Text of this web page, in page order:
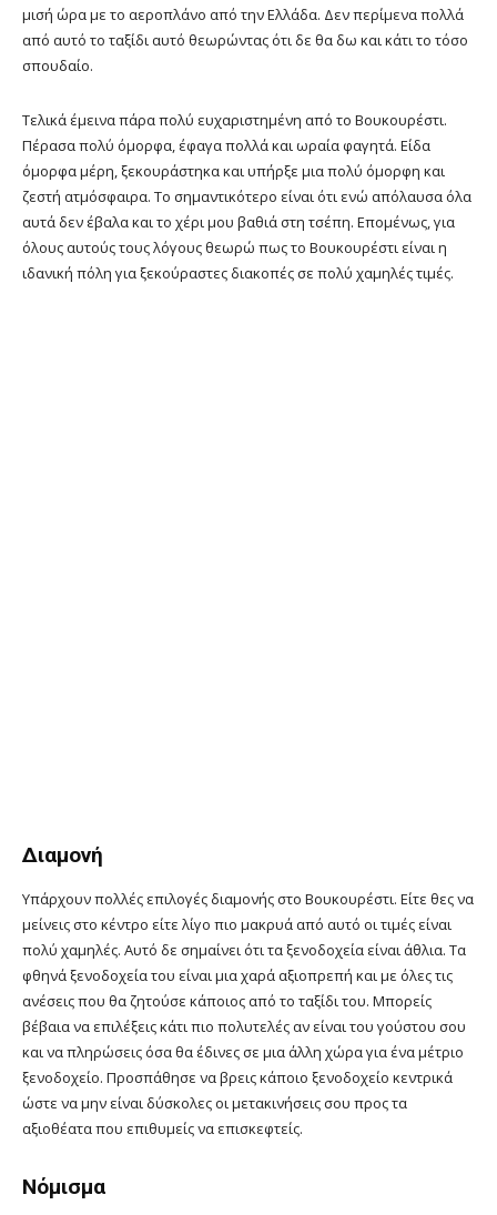
μισή ώρα με το αεροπλάνο από την Ελλάδα. Δεν περίμενα πολλά
από αυτό το ταξίδι αυτό θεωρώντας ότι δε θα δω και κάτι το τόσο
σπουδαίο.
Τελικά έμεινα πάρα πολύ ευχαριστημένη από το Βουκουρέστι.
Πέρασα πολύ όμορφα, έφαγα πολλά και ωραία φαγητά. Είδα
όμορφα μέρη, ξεκουράστηκα και υπήρξε μια πολύ όμορφη και
ζεστή ατμόσφαιρα. Το σημαντικότερο είναι ότι ενώ απόλαυσα όλα
αυτά δεν έβαλα και το χέρι μου βαθιά στη τσέπη. Επομένως, για
όλους αυτούς τους λόγους θεωρώ πως το Βουκουρέστι είναι η
ιδανική πόλη για ξεκούραστες διακοπές σε πολύ χαμηλές τιμές.
Διαμονή
Υπάρχουν πολλές επιλογές διαμονής στο Βουκουρέστι. Είτε θες να
μείνεις στο κέντρο είτε λίγο πιο μακρυά από αυτό οι τιμές είναι
πολύ χαμηλές. Αυτό δε σημαίνει ότι τα ξενοδοχεία είναι άθλια. Τα
φθηνά ξενοδοχεία του είναι μια χαρά αξιοπρεπή και με όλες τις
ανέσεις που θα ζητούσε κάποιος από το ταξίδι του. Μπορείς
βέβαια να επιλέξεις κάτι πιο πολυτελές αν είναι του γούστου σου
και να πληρώσεις όσα θα έδινες σε μια άλλη χώρα για ένα μέτριο
ξενοδοχείο. Προσπάθησε να βρεις κάποιο ξενοδοχείο κεντρικά
ώστε να μην είναι δύσκολες οι μετακινήσεις σου προς τα
αξιοθέατα που επιθυμείς να επισκεφτείς.
Νόμισμα